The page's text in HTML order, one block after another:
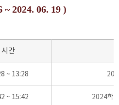
2024. 06. 19 )
시간
~ 13:28
~ 15:42 2024학